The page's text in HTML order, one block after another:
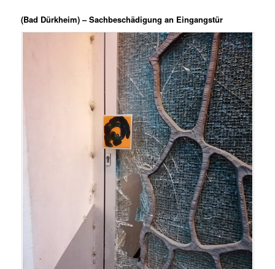
(Bad Dürkheim) – Sachbeschädigung an Eingangstür